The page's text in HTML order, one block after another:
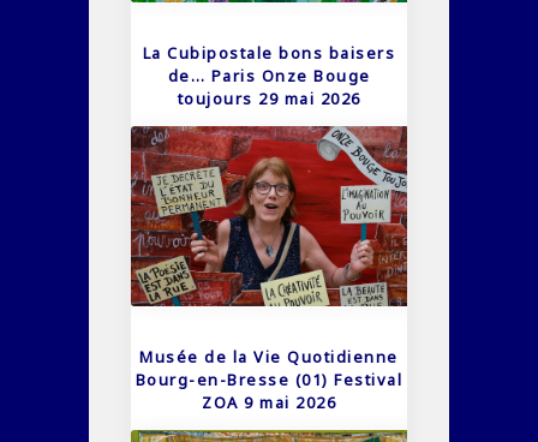
La Cubipostale bons baisers
de… Paris Onze Bouge
toujours 29 mai 2026
Musée de la Vie Quotidienne
Bourg-en-Bresse (01) Festival
ZOA 9 mai 2026